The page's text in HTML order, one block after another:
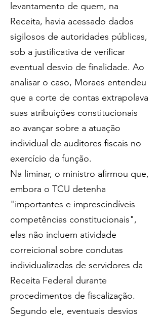
levantamento de quem, na
Receita, havia acessado dados
sigilosos de autoridades públicas,
sob a justificativa de verificar
eventual desvio de finalidade. Ao
analisar o caso, Moraes entendeu
que a corte de contas extrapolava
suas atribuições constitucionais
ao avançar sobre a atuação
individual de auditores fiscais no
exercício da função.
Na liminar, o ministro afirmou que,
embora o TCU detenha
"importantes e imprescindíveis
competências constitucionais",
elas não incluem atividade
correicional sobre condutas
individualizadas de servidores da
Receita Federal durante
procedimentos de fiscalização.
Segundo ele, eventuais desvios